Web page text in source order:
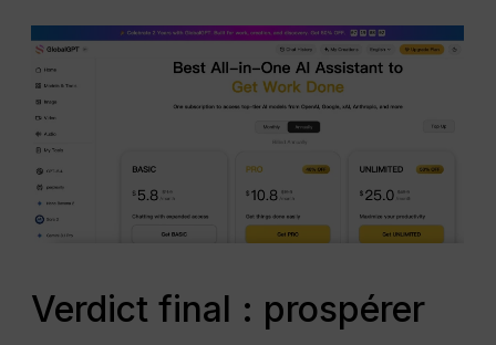
Verdict final : prospérer